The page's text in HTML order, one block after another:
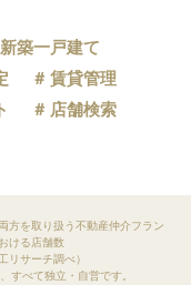
新築一戸建て
賃貸管理
店舗検索
方を取り扱う不動産仲介フラン
ける店舗数
リサーチ調べ）
すべて独立・自営です。